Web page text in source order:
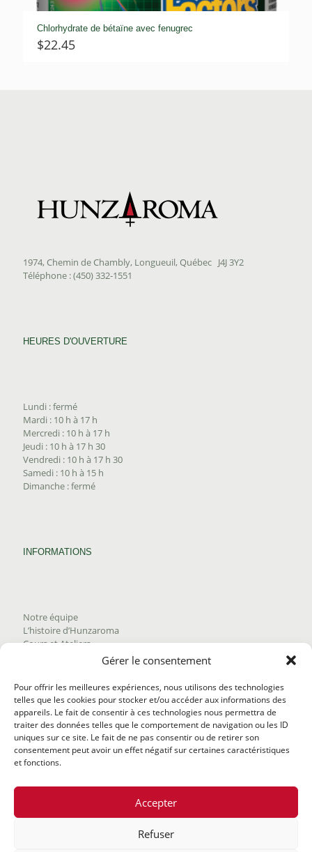
Gérer le consentement
Pour offrir les meilleures expériences, nous utilisons des technologies
telles que les cookies pour stocker et/ou accéder aux informations des
appareils. Le fait de consentir à ces technologies nous permettra de
traiter des données telles que le comportement de navigation ou les ID
uniques sur ce site. Le fait de ne pas consentir ou de retirer son
consentement peut avoir un effet négatif sur certaines caractéristiques
et fonctions.
Accepter
Refuser
Chlorhydrate de bétaïne avec fenugrec
$22.45
1974, Chemin de Chambly, Longueuil, Québec J4J 3Y2
Téléphone : (450) 332-1551
HEURES D'OUVERTURE
Lundi : fermé
Mardi : 10 h à 17 h
Mercredi : 10 h à 17 h
Jeudi : 10 h à 17 h 30
Vendredi : 10 h à 17 h 30
Samedi : 10 h à 15 h
Dimanche : fermé
INFORMATIONS
Notre équipe
L’histoire d’Hunzaroma
Cours et Ateliers
Trouver nos produits
Politique de frais d'envoi
Termes et conditions
Politique de remboursement